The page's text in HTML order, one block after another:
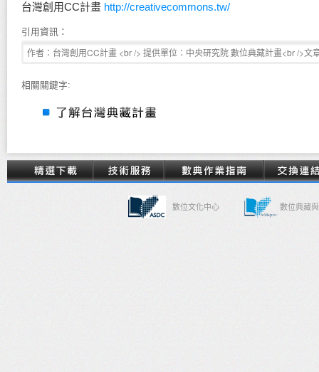
台灣創用CC計畫 http://creativecommons.tw/
引用資訊：
相關關鍵字:
數位文化中心 數位典藏